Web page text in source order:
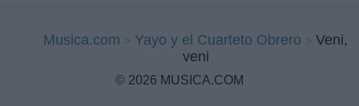
Musica.com Yayo y el Cuarteto Obrero
Veni,
veni
© 2026 MUSICA.COM